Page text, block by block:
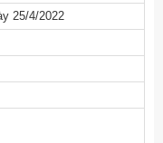
25/4/2022